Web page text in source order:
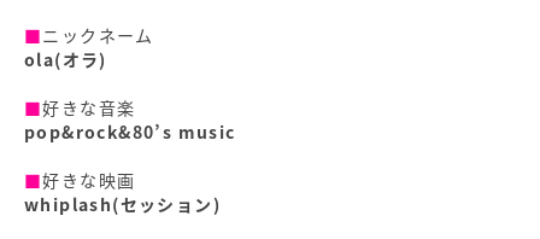
■ニックネーム
ola(オラ)
■好きな音楽
pop&rock&80’s music
■好きな映画
whiplash(セッション)